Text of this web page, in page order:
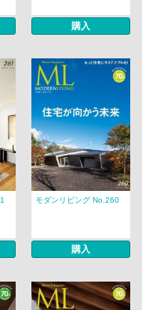
購入
モダンリビング No.260
購入